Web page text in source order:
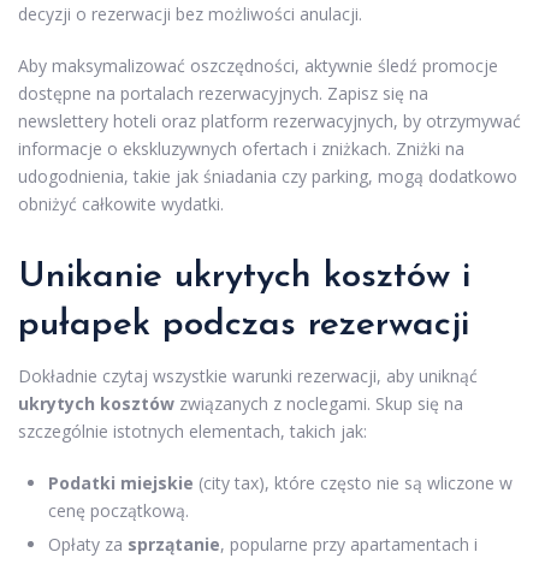
decyzji o rezerwacji bez możliwości anulacji.
Aby maksymalizować oszczędności, aktywnie śledź promocje
dostępne na portalach rezerwacyjnych. Zapisz się na
newslettery hoteli oraz platform rezerwacyjnych, by otrzymywać
informacje o ekskluzywnych ofertach i zniżkach. Zniżki na
udogodnienia, takie jak śniadania czy parking, mogą dodatkowo
obniżyć całkowite wydatki.
Unikanie ukrytych kosztów i
pułapek podczas rezerwacji
Dokładnie czytaj wszystkie warunki rezerwacji, aby uniknąć
ukrytych kosztów związanych z noclegami. Skup się na
szczególnie istotnych elementach, takich jak:
Podatki miejskie (city tax), które często nie są wliczone w
cenę początkową.
Opłaty za sprzątanie, popularne przy apartamentach i